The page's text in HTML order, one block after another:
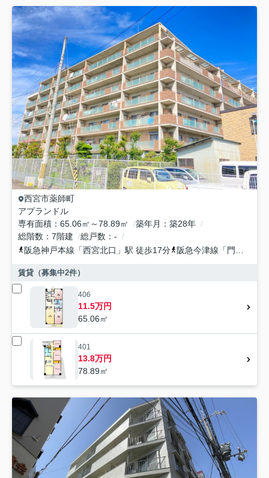
西宮市薬師町
アプランドル
専有面積
65.06㎡～78.89㎡ 築年月
築28年
総階数
7階建 総戸数
-
阪急神戸本線 「西宮北口 」駅 徒歩17分 阪急今津線 「 門戸厄神
賃貸（募集中2件）
406
11.5万円
65.06㎡
401
13.8万円
78.89㎡